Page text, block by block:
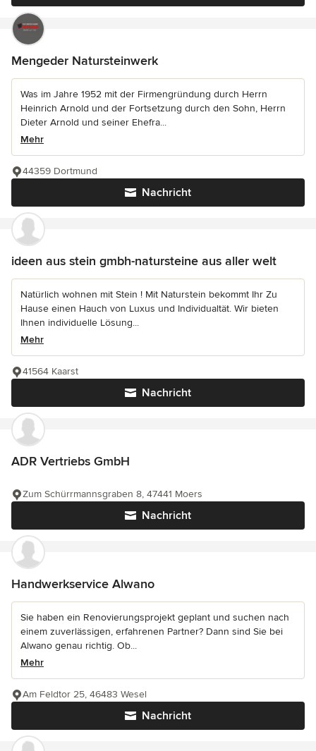
Mengeder Natursteinwerk
Was im Jahre 1952 mit der Firmengründung durch Herrn
Heinrich Arnold und der Fortsetzung durch den Sohn, Herrn
Dieter Arnold und seiner Ehefra...
Mehr
Nachricht
44359 Dortmund
ideen aus stein gmbh-natursteine aus aller welt
Natürlich wohnen mit Stein ! Mit Naturstein bekommt Ihr Zu
Hause einen Hauch von Luxus und Individualtät. Wir bieten
Ihnen individuelle Lösung...
Mehr
Nachricht
41564 Kaarst
ADR Vertriebs GmbH
Nachricht
Zum Schürrmannsgraben 8, 47441 Moers
Handwerkservice Alwano
Sie haben ein Renovierungsprojekt geplant und suchen nach
einem zuverlässigen, erfahrenen Partner? Dann sind Sie bei
Alwano genau richtig. Ob...
Mehr
Nachricht
Am Feldtor 25, 46483 Wesel